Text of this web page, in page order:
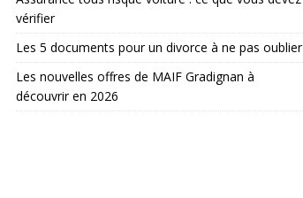
vérifier
Les 5 documents pour un divorce à ne pas oublier
Les nouvelles offres de MAIF Gradignan à
découvrir en 2026